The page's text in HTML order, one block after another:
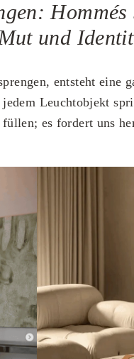
und
entsteht eine
Leuchtobjekt
es fordert uns